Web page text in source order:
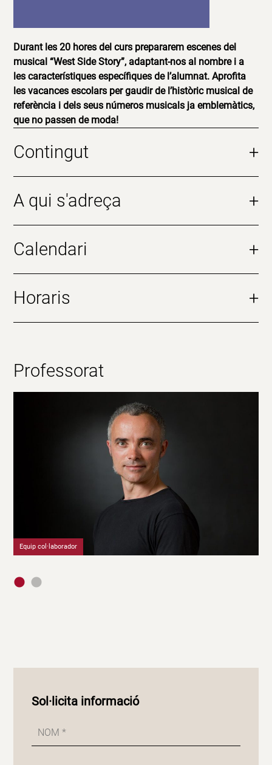
Durant les 20 hores del curs prepararem escenes del
musical “West Side Story”, adaptant-nos al nombre i a
les característiques específiques de l’alumnat. Aprofita
les vacances escolars per gaudir de l’històric musical de
referència i dels seus números musicals ja emblemàtics,
que no passen de moda!
Contingut +
A qui s'adreça +
Calendari +
Horaris +
Professorat
Equip col·laborador
Sol·licita informació